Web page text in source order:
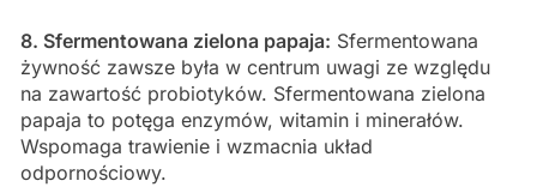
8. Sfermentowana zielona papaja: Sfermentowana
żywność zawsze była w centrum uwagi ze względu
na zawartość probiotyków. Sfermentowana zielona
papaja to potęga enzymów, witamin i minerałów.
Wspomaga trawienie i wzmacnia układ
odpornościowy.